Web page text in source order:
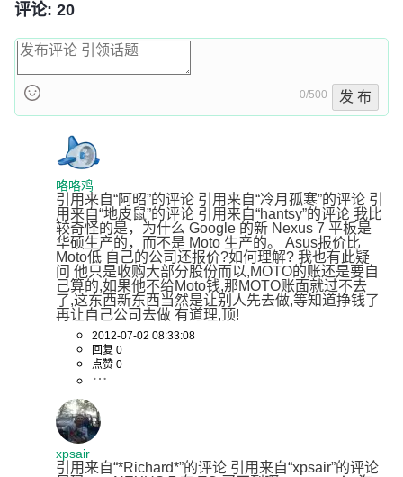
评论: 20
0/500 发 布
咯咯鸡
引用来自“阿昭”的评论 引用来自“冷月孤寒”的评论 引
用来自“地皮鼠”的评论 引用来自“hantsy”的评论 我比
较奇怪的是，为什么 Google 的新 Nexus 7 平板是
华硕生产的，而不是 Moto 生产的。 Asus报价比
Moto低 自己的公司还报价?如何理解? 我也有此疑
问 他只是收购大部分股份而以,MOTO的账还是要自
己算的,如果他不给Moto钱,那MOTO账面就过不去
了,这东西新东西当然是让别人先去做,等知道挣钱了
再让自己公司去做 有道理,顶!
2012-07-02 08:33:08
回复 0
点赞 0
xpsair
引用来自“*Richard*”的评论 引用来自“xpsair”的评论